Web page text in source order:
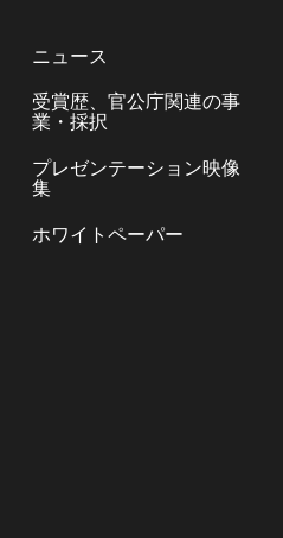
ニュース
受賞歴、官公庁関連の事
業・採択
プレゼンテーション映像
集
ホワイトペーパー